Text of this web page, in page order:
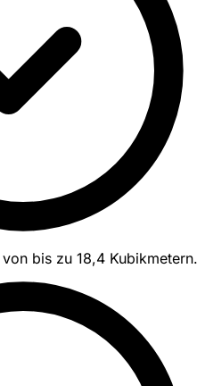
bis zu 18,4 Kubikmetern.